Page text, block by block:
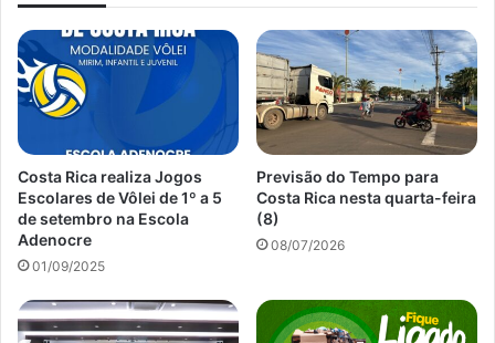
Costa Rica realiza Jogos
Escolares de Vôlei de 1º a 5
de setembro na Escola
Adenocre
01/09/2025
Previsão do Tempo para
Costa Rica nesta quarta-feira
(8)
08/07/2026